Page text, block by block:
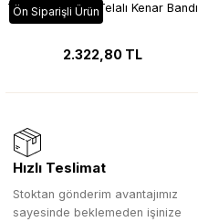
Ön Siparişli Ürün
Teak Kaplamalı Telalı Kenar Bandı
2.322,80 TL
Hızlı Teslimat
Stoktan gönderim avantajımız
sayesinde beklemeden işinize